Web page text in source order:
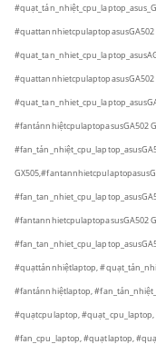
#quattannhietcpulaptopasusGA502
#quattannhietcpulaptopasusGA502
#fantảnnhiệtcpulaptopasusGA502
GX505,
#fantannhietcpulaptopasusGA502
#quạttảnnhiệtlaptop,
#fantảnnhiệtlaptop,
#quạtcpulaptop,
#fan_cpu_laptop, #quạtlaptop,